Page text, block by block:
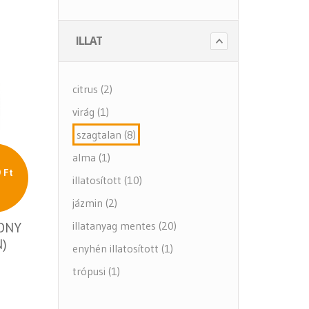
Ft
- Szappanok és kézápolás
- Fertőtlenítő szappanok
- Illatosítók légfrissítők
- Hulladék gyűjtők
- Intim betét gyűjtők
- Beteg ápolás
- Toalett papírok
Kiegészítők (5 alkategória)
ILLAT
citrus (2)
virág (1)
szagtalan (8)
alma (1)
illatosított (10)
jázmin (2)
illatanyag mentes (20)
enyhén illatosított (1)
trópusi (1)